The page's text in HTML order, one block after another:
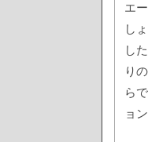
エ
し
し
り
ら
ョ